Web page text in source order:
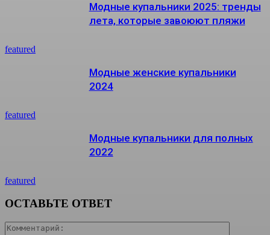
featured
Модные купальники 2025: тренды
лета, которые завоюют пляжи
featured
Модные женские купальники
2024
featured
Модные купальники для полных
2022
ОСТАВЬТЕ ОТВЕТ